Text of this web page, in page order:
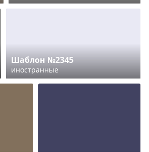
Шаблон №2345
иностранные